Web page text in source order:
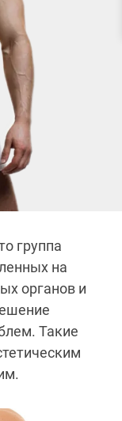
группа
на
органов и
Такие